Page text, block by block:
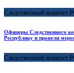
Следственный комитет
Офицеры Следственного
Республику и провели
Следственный комитет